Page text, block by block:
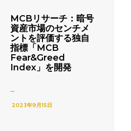
MCBリサーチ：暗号
資産市場のセンチメ
ントを評価する独自
指標「MCB
Fear&Greed
Index」を開発
...
2023年9月15日